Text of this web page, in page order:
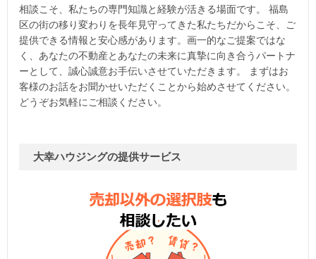
相談こそ、私たちの専門知識と経験が活きる場面です。 福島
区の街の移り変わりを長年見守ってきた私たちだからこそ、ご
提供できる情報と安心感があります。画一的なご提案ではな
く、あなたの不動産とあなたの未来に真摯に向き合うパートナ
ーとして、誠心誠意お手伝いさせていただきます。 まずはお
客様のお話をお聞かせいただくことから始めさせてください。
どうぞお気軽にご相談ください。
大幸ハウジングの提供サービス